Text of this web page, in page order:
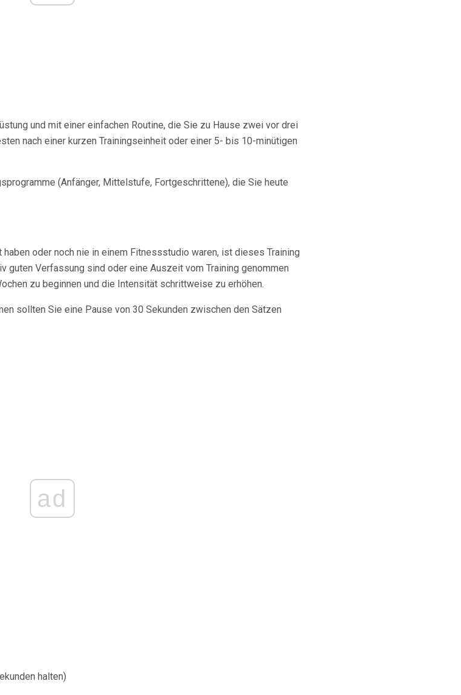
und mit einer einfachen Routine, die Sie zu Hause zwei vor drei
nach einer kurzen Trainingseinheit oder einer 5- bis 10-minütigen
(Anfänger, Mittelstufe, Fortgeschrittene), die Sie heute
oder noch nie in einem Fitnessstudio waren, ist dieses Training
guten Verfassung sind oder eine Auszeit vom Training genommen
zu beginnen und die Intensität schrittweise zu erhöhen.
sollten Sie eine Pause von 30 Sekunden zwischen den Sätzen
ad
halten)